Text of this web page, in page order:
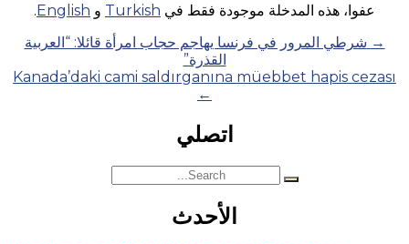
عفوا، هذه المدخلة موجودة فقط في Turkish و English
.
Posts
navigation
→ شرطي المرور في فرنسا يهاجم حجاب امرأة قائلا: “العربية
القذرة”
Kanada’daki cami saldırganına müebbet hapis cezası
←
اتصلي
Search
for:
الأحدث